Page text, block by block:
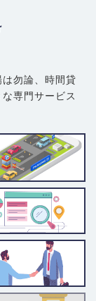
勿論、 時間貸
専門サービス